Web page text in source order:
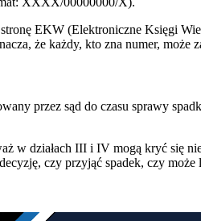
EKW (Elektroniczne Księgi
że każdy, kto zna numer, może
przez sąd do czasu sprawy
w działach III i IV mogą kryć się
czy przyjąć spadek, czy może